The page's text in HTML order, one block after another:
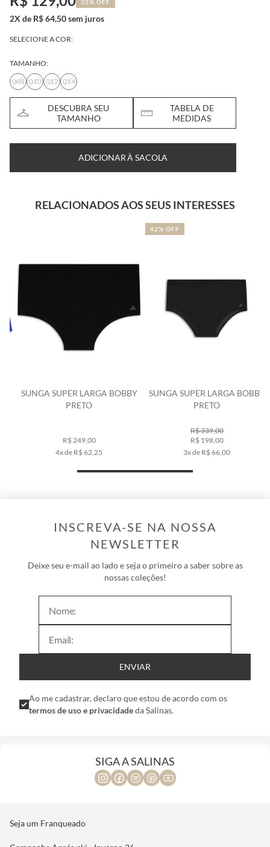
35% OFF
2X de R$ 64,50 sem juros
SELECIONE A COR:
TAMANHO:
008 010 012 014
DESCUBRA SEU
TAMANHO
TABELA DE
MEDIDAS
ADICIONAR À SACOLA
RELACIONADOS AOS SEUS INTERESSES
SUNGA SUPER LARGA BOBBY
PRETO
R$ 249,00
4x de R$ 62,25
SUNGA SUPER LARGA BOBBY
PRETO
R$ 339,00
R$ 198,00
3x de R$ 66,00
42% OFF
INSCREVA-SE NA NOSSA
NEWSLETTER
Deixe seu e-mail ao lado e seja o primeiro a saber sobre as
nossas coleções!
ENVIAR
Ao me cadastrar, declaro que estou de acordo com os
termos de uso e privacidadeda Salinas.
SIGA A SALINAS
Seja um Franqueado